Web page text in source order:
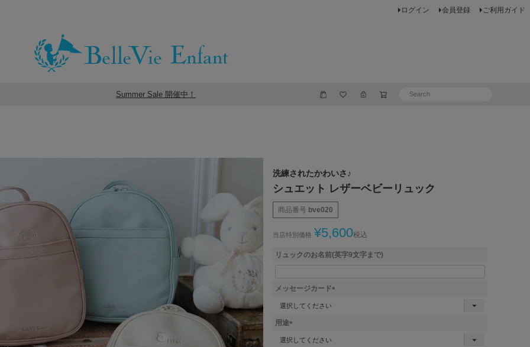
ログイン 会員登録 ご利用ガイド
Summer Sale 開催中！
洗練されたかわいさ♪
シュエット レザーベビーリュック
商品番号 bve020
当店特別価格 ¥5,600税込
リュックのお名前(英字9文字まで)
メッセージカード
用途
(